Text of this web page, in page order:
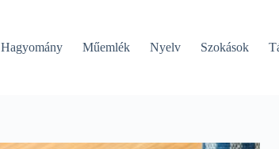
Hagyomány Műemlék Nyelv Szokások